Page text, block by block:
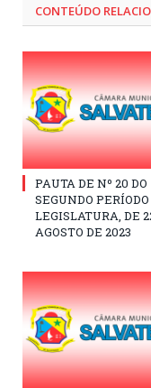
CONTEÚDO
PAUTA DE Nº 20 DO
SEGUNDO PERÍODO
LEGISLATURA, DE
AGOSTO DE 2023